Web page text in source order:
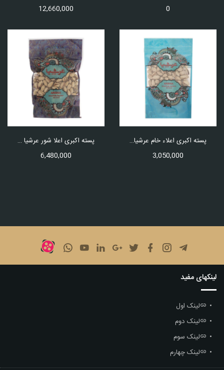
0
12,660,000
پسته اکبری اعلاء خام عرشیا مقدار 250 گرم
3,050,000
پسته اکبری اعلا شور عرشیا مقدار 500 گرم
6,480,000
لینکهای مفید
لینک اول
لینک دوم
لینک سوم
لینک چهارم